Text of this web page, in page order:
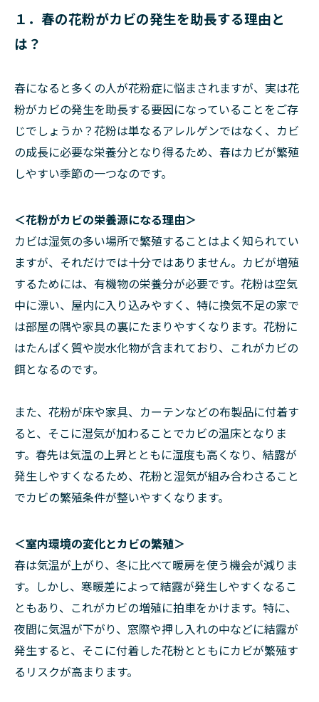
１．春の花粉がカビの発生を助長する理由と
は？
春になると多くの人が花粉症に悩まされますが、実は花
粉がカビの発生を助長する要因になっていることをご存
じでしょうか？花粉は単なるアレルゲンではなく、カビ
の成長に必要な栄養分となり得るため、春はカビが繁殖
しやすい季節の一つなのです。
＜花粉がカビの栄養源になる理由＞
カビは湿気の多い場所で繁殖することはよく知られてい
ますが、それだけでは十分ではありません。カビが増殖
するためには、有機物の栄養分が必要です。花粉は空気
中に漂い、屋内に入り込みやすく、特に換気不足の家で
は部屋の隅や家具の裏にたまりやすくなります。花粉に
はたんぱく質や炭水化物が含まれており、これがカビの
餌となるのです。
また、花粉が床や家具、カーテンなどの布製品に付着す
ると、そこに湿気が加わることでカビの温床となりま
す。春先は気温の上昇とともに湿度も高くなり、結露が
発生しやすくなるため、花粉と湿気が組み合わさること
でカビの繁殖条件が整いやすくなります。
＜室内環境の変化とカビの繁殖＞
春は気温が上がり、冬に比べて暖房を使う機会が減りま
す。しかし、寒暖差によって結露が発生しやすくなるこ
ともあり、これがカビの増殖に拍車をかけます。特に、
夜間に気温が下がり、窓際や押し入れの中などに結露が
発生すると、そこに付着した花粉とともにカビが繁殖す
るリスクが高まります。